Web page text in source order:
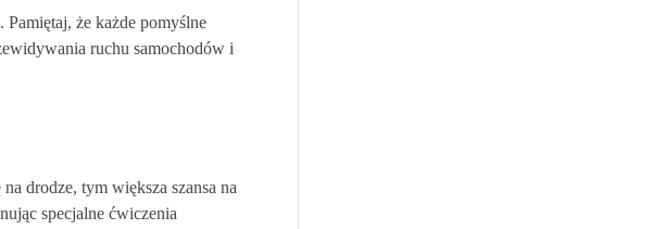
że każde pomyślne
ruchu samochodów i
drodze, tym większa szansa na
specjalne ćwiczenia